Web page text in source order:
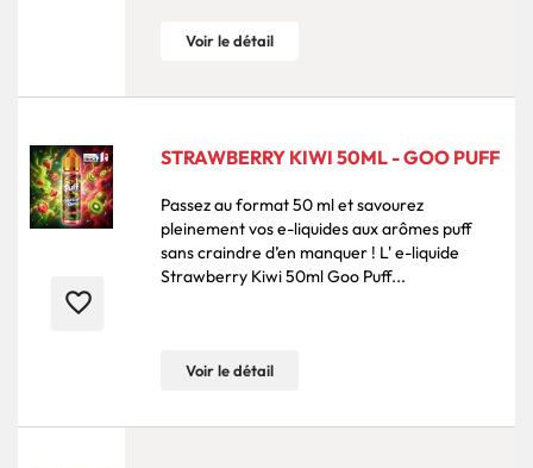
Voir le détail
favorite_border
STRAWBERRY KIWI 50ML - GOO PUFF
Passez au format 50 ml et savourez
pleinement vos e-liquides aux arômes puff
sans craindre d’en manquer ! L' e-liquide
Strawberry Kiwi 50ml Goo Puff...
Voir le détail